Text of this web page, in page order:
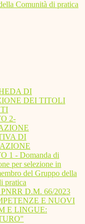
Comunità di pratica
DI
DEI TITOLI
2-
DI
1 - Domanda di
per selezione in
del Gruppo della
pratica
D.M. 66/2023
E NUOVI
E LINGUE: